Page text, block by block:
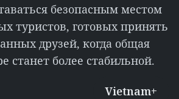
безопасным местом
туристов, готовых принять
друзей, когда общая
станет более стабильной.
Vietnam+